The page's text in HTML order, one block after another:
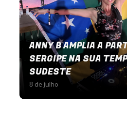
ANNY B AMPLIA A
SERGIPE NA SUA
SUDESTE
8 de julho